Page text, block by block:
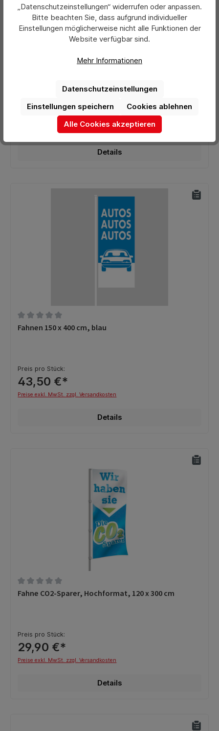
Durchschnittliche Bewertung von 0 von 5 Sternen
Fahnen 120 x 300 cm, rot
Preis pro Stück:
34,90 €*
Details
Durchschnittliche Bewertung von 0 von 5 Sternen
Fahnen 150 x 400 cm, blau
Preis pro Stück:
43,50 €*
Preise exkl. MwSt. zzgl. Versandkosten
Details
Durchschnittliche Bewertung von 0 von 5 Sternen
Fahne CO2-Sparer, Hochformat, 120 x 300 cm
Preis pro Stück:
29,90 €*
Preise exkl. MwSt. zzgl. Versandkosten
Details
„Datenschutzeinstellungen“ widerrufen oder anpassen.
Bitte beachten Sie, dass aufgrund individueller
Einstellungen möglicherweise nicht alle Funktionen der
Website verfügbar sind.
Mehr Informationen
Datenschutzeinstellungen
Cookies ablehnen
Einstellungen speichern
Alle Cookies akzeptieren